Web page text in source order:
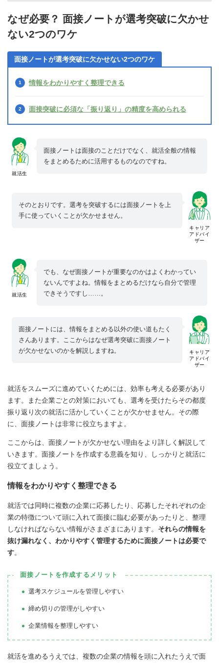
なぜ必要？ 面接ノートが選考突破に欠かせ
ない2つのワケ
面接ノートが選考突破に欠かせない2つのワケ
情報をわかりやすく整理できる
面接突破に必須な「振り返り」の精度を高められる
就活生
面接ノートは面接のことだけでなく、就活全般の情報
をまとめるために活用するものなのですね。
キャリア
アドバイ
ザー
そのとおりです。選考を突破するには面接ノートを上
手に使っていくことが欠かせません。
就活生
でも、なぜ面接ノートが重要なのかはよくわかってい
ないんですよね。情報をまとめるだけなら自分で管理
できそうですし……。
キャリア
アドバイ
ザー
面接ノートには、情報をまとめる以外の使い道もたく
さんあります。ここからはなぜ選考突破に面接ノート
が欠かせないのかを解説しますね。
就活をスムーズに進めていくためには、効率も考える必要があり
ます。また企業ごとの対策においても、選考を受けたらその都度
振り返り次の就活に活かしていくことが欠かせません。その際
に、面接ノートは非常に役立ちますよ。
ここからは、面接ノートが欠かせない理由をより詳しく解説して
いきます。面接ノートを作成する意義を知り、しっかりと就活に
役立てましょう。
情報をわかりやすく整理できる
就活では同時に複数の企業に応募したり、応募したそれぞれの企
業の特徴について頭に入れて面接に臨む必要があったりと、整理
しなければならない情報がさまざまにあります。 それらの情報を
抜け漏れなく、わかりやすく管理するために面接ノートは必要で
す。
面接ノートを作成するメリット
選考スケジュールを管理しやすい
締め切りの管理がしやすい
企業情報を整理しやすい
就活を進めるうえでは、複数の企業の情報を頭に入れたうえで面